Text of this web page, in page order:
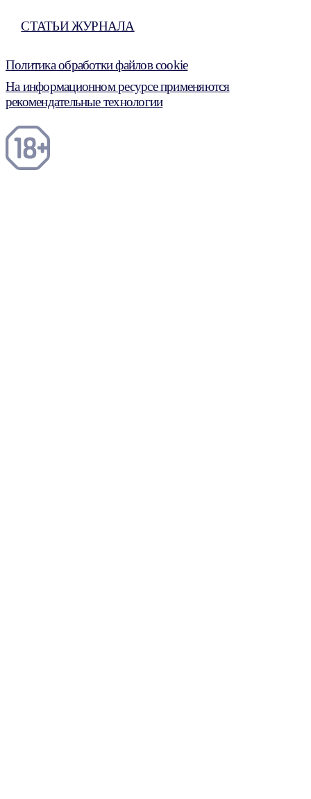
СТАТЬИ ЖУРНАЛА
Политика обработки файлов cookie
На информационном ресурсе применяются
рекомендательные технологии